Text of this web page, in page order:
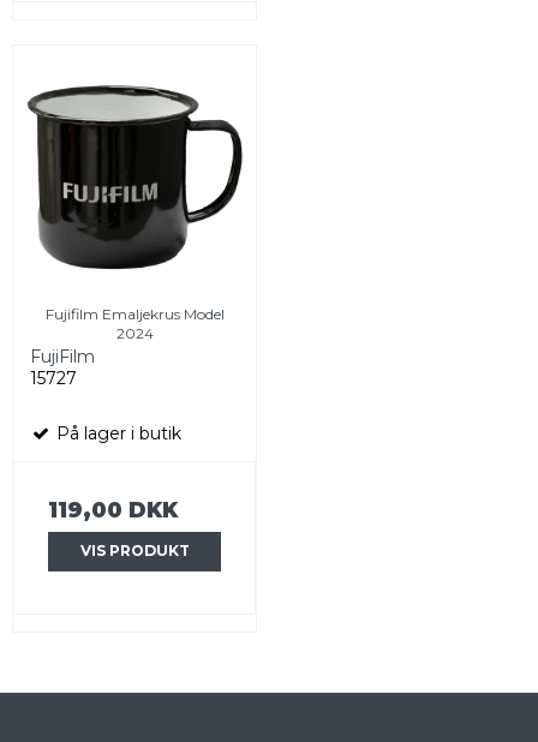
Fujifilm Emaljekrus Model
2024
FujiFilm
15727
På lager i butik
119,00 DKK
VIS PRODUKT